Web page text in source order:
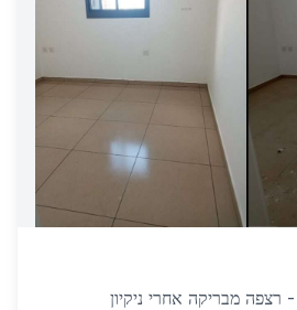
- רצפה מבריקה אחרי ניקיון